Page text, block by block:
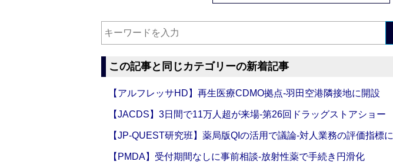
この記事と同じカテゴリーの新着記事
【アルフレッサHD】再生医療CDMO拠点‐羽田空港隣接地に開設
【JACDS】3日間で11万人超が来場‐第26回ドラッグストアショー
【JP-QUEST研究班】薬局版QIの活用で議論‐対人業務の評価指標に
【PMDA】受付期間なしに事前相談‐放射性薬で手続き円滑化